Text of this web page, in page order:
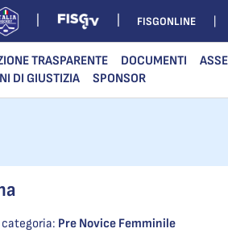
FISGONLINE
TRASPARENTE DOCUMENTI
DI GIUSTIZIA SPONSOR
Pre Novice Femminile